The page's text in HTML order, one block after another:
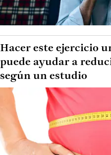
Hacer este ejercicio
puede ayudar a
según un estudio